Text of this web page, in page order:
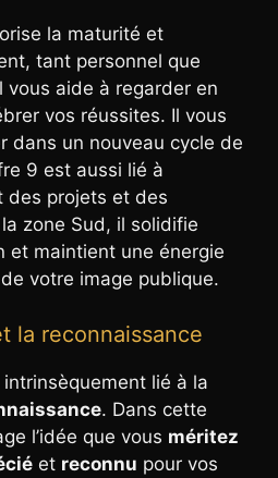
la maturité et
tant personnel que
vous aide à regarder en
vos réussites. Il vous
dans un nouveau cycle de
9 est aussi lié à
des projets et des
zone Sud, il solidifie
et maintient une énergie
votre image publique.
la reconnaissance
lié à la
. Dans cette
l’idée que vous méritez
et reconnu pour vos